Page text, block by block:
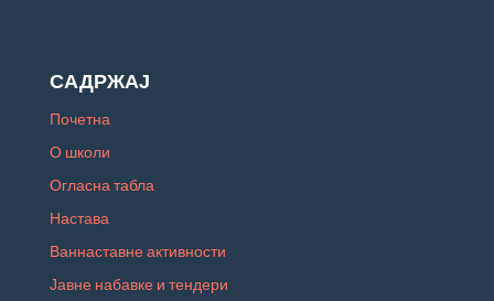
САДРЖАЈ
Почетна
О школи
Огласна табла
Настава
Ваннаставне активности
Јавне набавке и тендери